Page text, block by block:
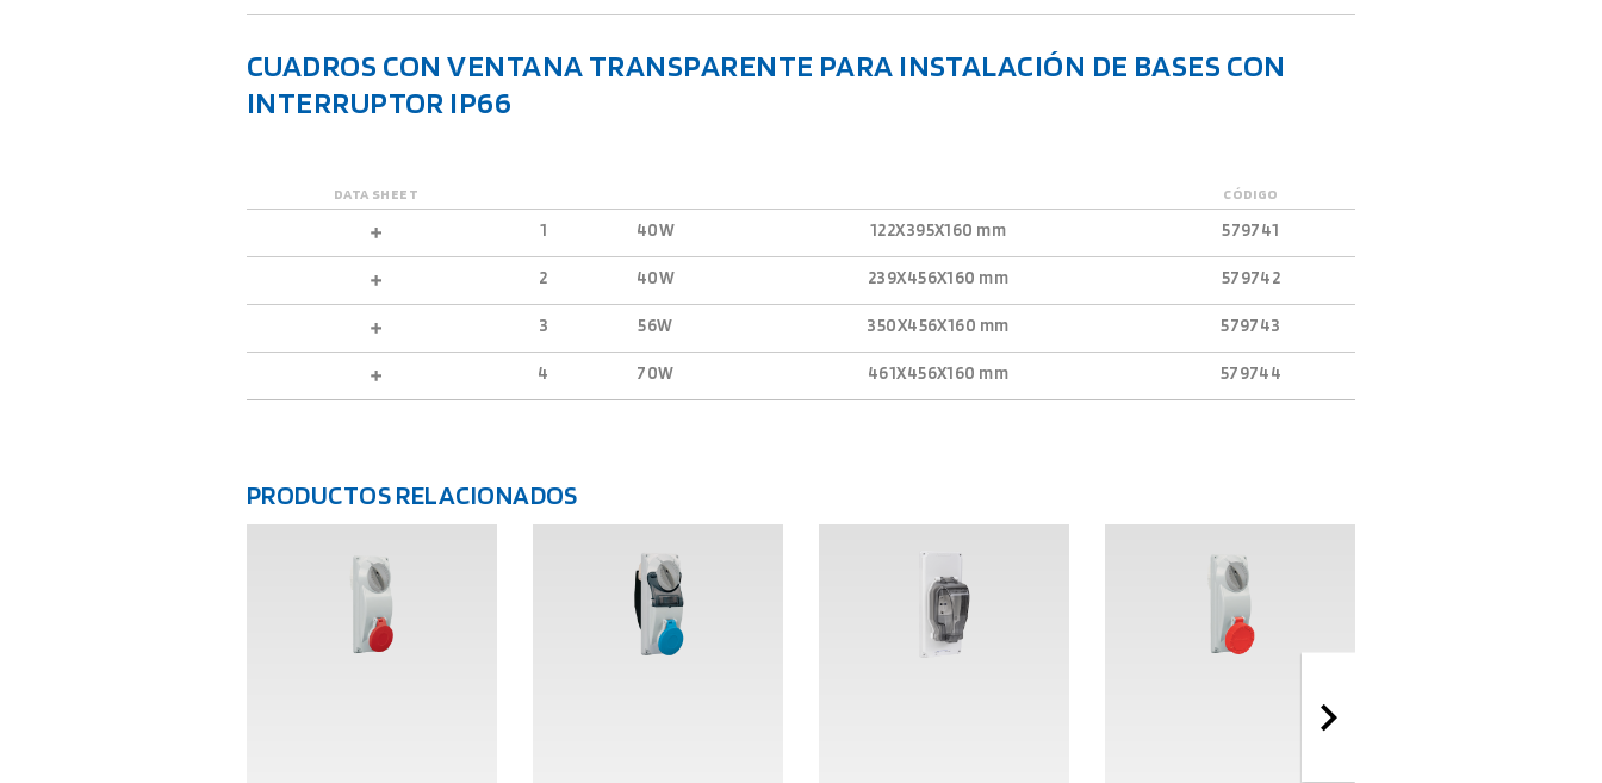
CUADROS CON VENTANA TRANSPARENTE PARA INSTALACIÓN DE BASES CON
INTERRUPTOR IP66
DATA SHEET CÓDIGO
1 40W 122X395X160 mm 579741
2 40W 239X456X160 mm 579742
3 56W 350X456X160 mm 579743
4 70W 461X456X160 mm 579744
PRODUCTOS RELACIONADOS